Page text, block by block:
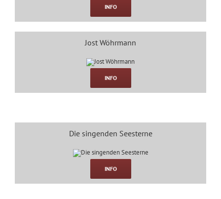
INFO
Jost Wöhrmann
INFO
Die singenden Seesterne
INFO